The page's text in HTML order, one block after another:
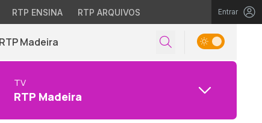
RTP ENSINA RTP ARQUIVOS Entrar
Madeira
TV
RTP Madeira